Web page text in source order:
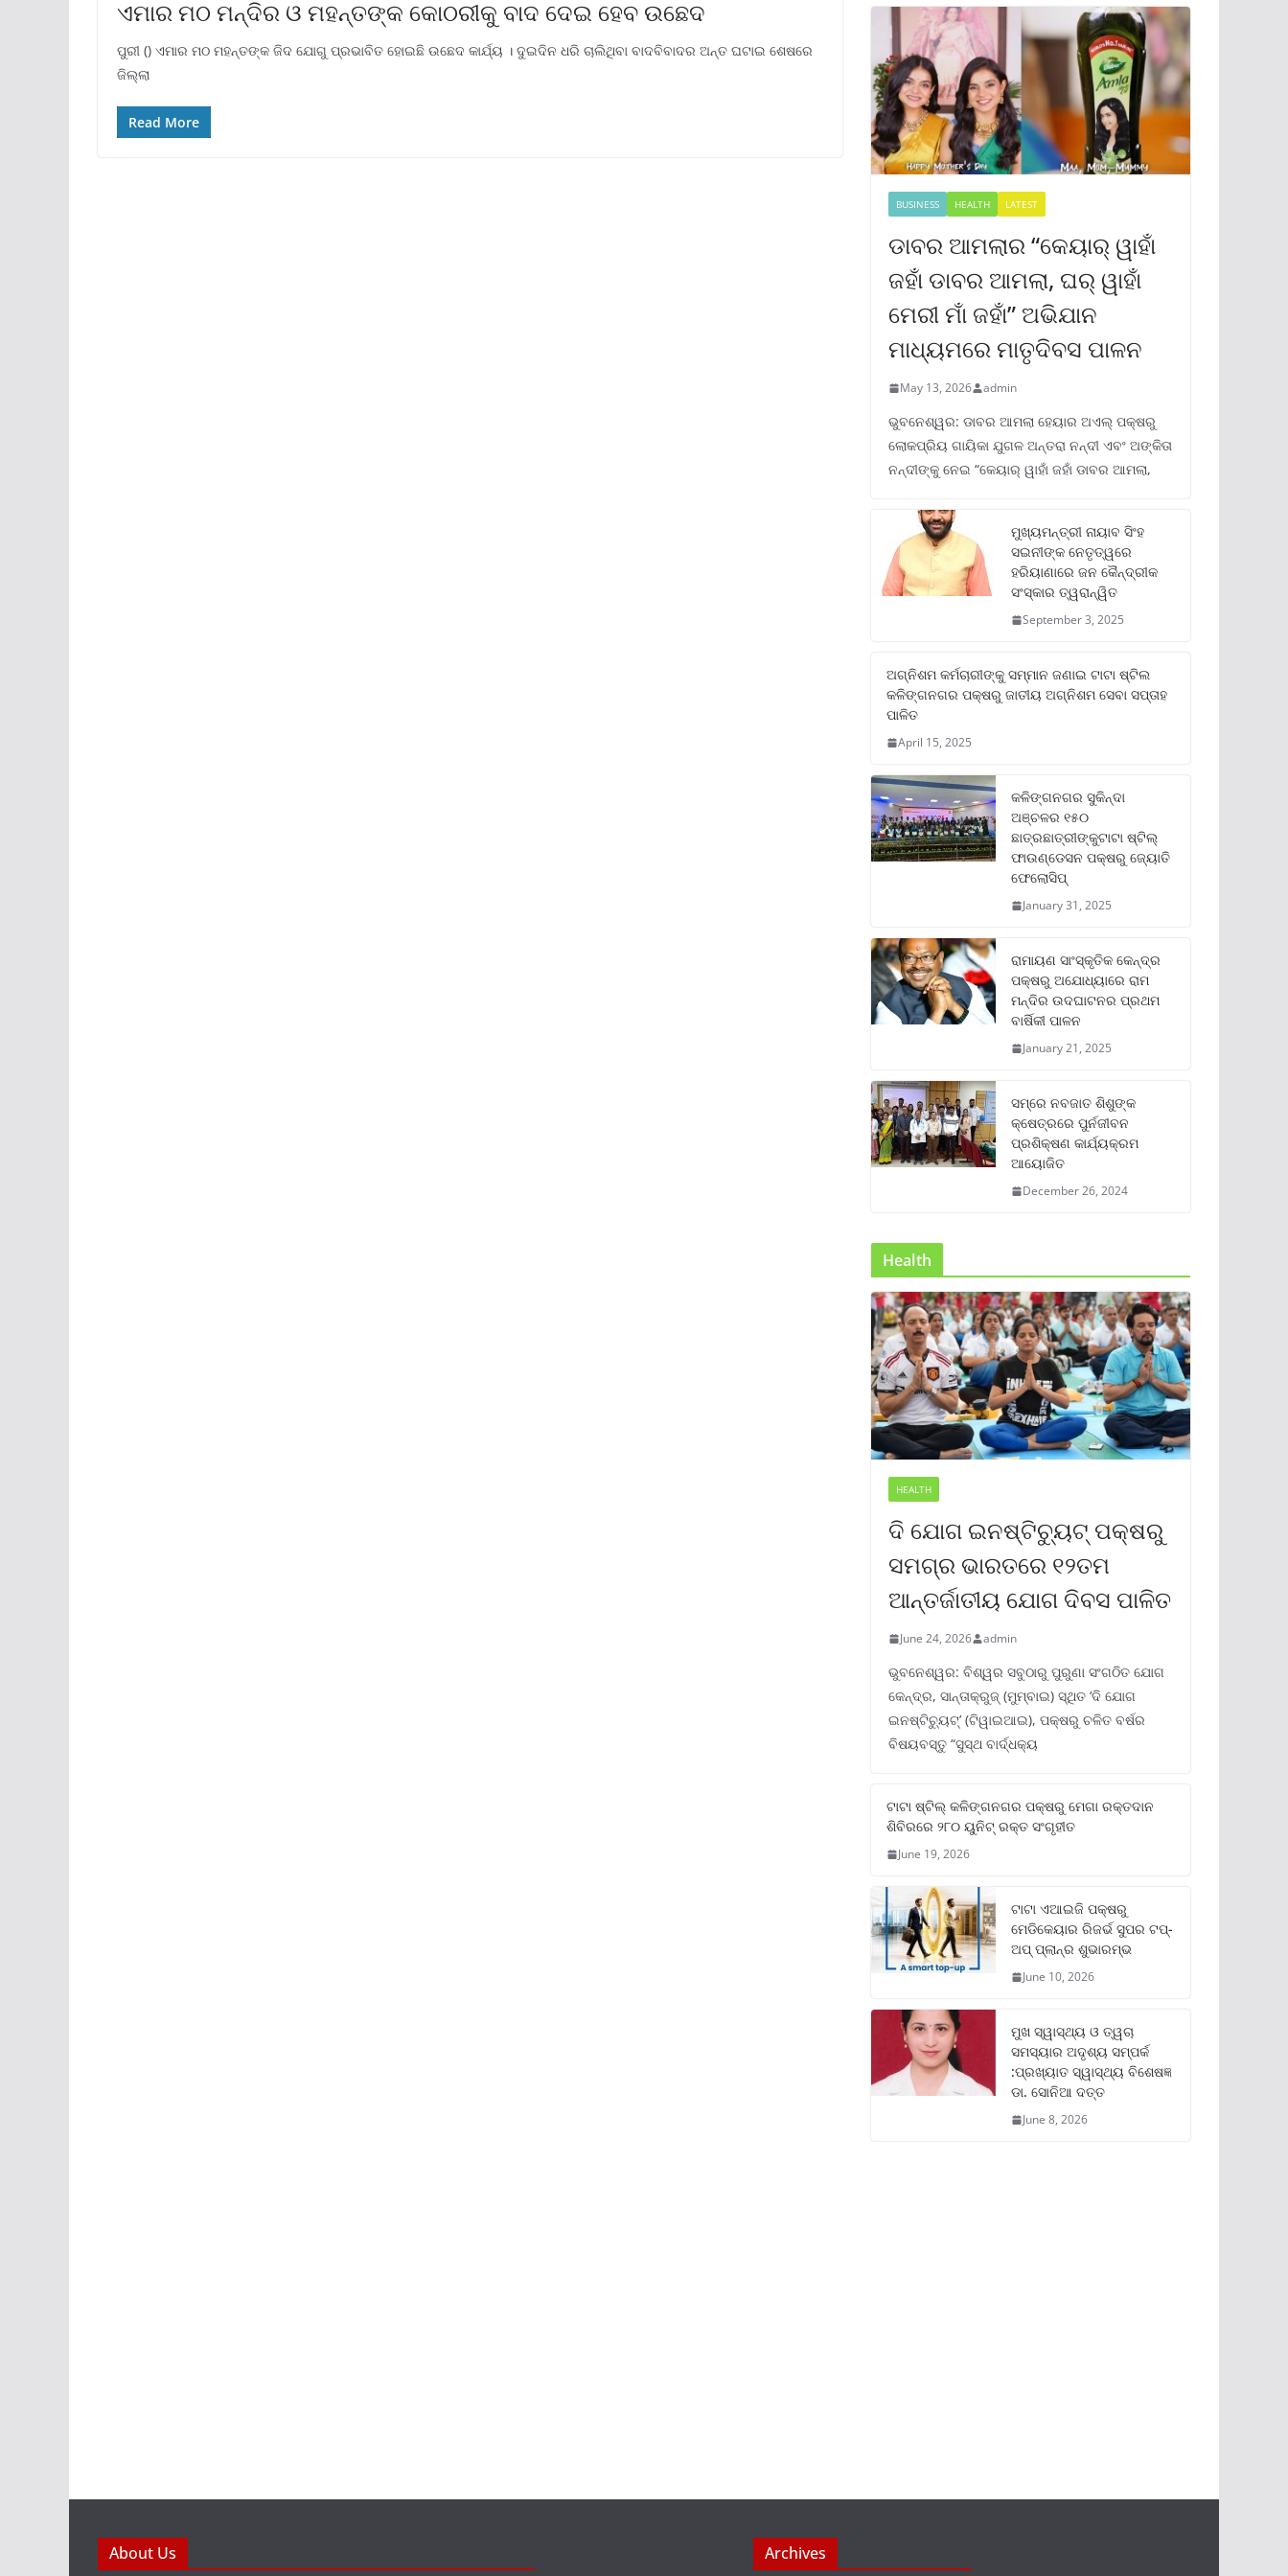
ଏମାର ମଠ ମନ୍ଦିର ଓ ମହନ୍ତଙ୍କ କୋଠରୀକୁ ବାଦ ଦେଇ ହେବ ଉଛେଦ
ପୁରୀ () ଏମାର ମଠ ମହନ୍ତଙ୍କ ଜିଦ ଯୋଗୁ ପ୍ରଭାବିତ ହୋଇଛି ଉଛେଦ କାର୍ଯ୍ୟ । ଦୁଇଦିନ ଧରି ଚାଲିଥିବା ବାଦବିବାଦର ଅନ୍ତ ଘଟାଇ ଶେଷରେ
ଜିଲ୍ଲା
Read More
BUSINESS HEALTH LATEST
ଡାବର ଆମଲାର “କେୟାର୍ ୱାହାଁ
ଜହାଁ ଡାବର ଆମଲା, ଘର୍ ୱାହାଁ
ମେରୀ ମାଁ ଜହାଁ” ଅଭିଯାନ
ମାଧ୍ୟମରେ ମାତୃଦିବସ ପାଳନ
May 13, 2026 admin
ଭୁବନେଶ୍ୱର: ଡାବର ଆମଲା ହେୟାର ଅଏଲ୍ ପକ୍ଷରୁ
ଲୋକପ୍ରିୟ ଗାୟିକା ଯୁଗଳ ଅନ୍ତରା ନନ୍ଦୀ ଏବଂ ଅଙ୍କିତା
ନନ୍ଦୀଙ୍କୁ ନେଇ “କେୟାର୍ ୱାହାଁ ଜହାଁ ଡାବର ଆମଲା,
ମୁଖ୍ୟମନ୍ତ୍ରୀ ନାୟାବ ସିଂହ
ସଇନୀଙ୍କ ନେତୃତ୍ୱରେ
ହରିୟାଣାରେ ଜନ କୈନ୍ଦ୍ରୀକ
ସଂସ୍କାର ତ୍ୱରାନ୍ୱିତ
September 3, 2025
ଅଗ୍ନିଶମ କର୍ମଚାରୀଙ୍କୁ ସମ୍ମାନ ଜଣାଇ ଟାଟା ଷ୍ଟିଲ
କଳିଙ୍ଗନଗର ପକ୍ଷରୁ ଜାତୀୟ ଅଗ୍ନିଶମ ସେବା ସପ୍ତାହ
ପାଳିତ
April 15, 2025
କଳିଙ୍ଗନଗର ସୁକିନ୍ଦା
ଅଞ୍ଚଳର ୧୫୦
ଛାତ୍ରଛାତ୍ରୀଙ୍କୁଟାଟା ଷ୍ଟିଲ୍
ଫାଉଣ୍ଡେସନ ପକ୍ଷରୁ ଜ୍ୟୋତି
ଫେଲୋସିପ୍‌
January 31, 2025
ରାମାୟଣ ସାଂସ୍କୃତିକ କେନ୍ଦ୍ର
ପକ୍ଷରୁ ଅଯୋଧ୍ୟାରେ ରାମ
ମନ୍ଦିର ଉଦଘାଟନର ପ୍ରଥମ
ବାର୍ଷିକୀ ପାଳନ
January 21, 2025
ସମ୍‌ରେ ନବଜାତ ଶିଶୁଙ୍କ
କ୍ଷେତ୍ରରେ ପୁର୍ନଜୀବନ
ପ୍ରଶିକ୍ଷଣ କାର୍ଯ୍ୟକ୍ରମ
ଆୟୋଜିତ
December 26, 2024
Health
HEALTH
ଦି ଯୋଗ ଇନଷ୍ଟିଚ୍ୟୁଟ୍ ପକ୍ଷରୁ
ସମଗ୍ର ଭାରତରେ ୧୨ତମ
ଆନ୍ତର୍ଜାତୀୟ ଯୋଗ ଦିବସ ପାଳିତ
June 24, 2026 admin
ଭୁବନେଶ୍ୱର: ବିଶ୍ୱର ସବୁଠାରୁ ପୁରୁଣା ସଂଗଠିତ ଯୋଗ
କେନ୍ଦ୍ର, ସାନ୍ତାକ୍ରୁଜ୍ (ମୁମ୍ବାଇ) ସ୍ଥିତ ‘ଦି ଯୋଗ
ଇନଷ୍ଟିଚ୍ୟୁଟ୍‌’ (ଟିୱାଇଆଇ), ପକ୍ଷରୁ ଚଳିତ ବର୍ଷର
ବିଷୟବସ୍ତୁ “ସୁସ୍ଥ ବାର୍ଦ୍ଧକ୍ୟ
ଟାଟା ଷ୍ଟିଲ୍‌ କଳିଙ୍ଗନଗର ପକ୍ଷରୁ ମେଗା ରକ୍ତଦାନ
ଶିବିରରେ ୨୮୦ ୟୁନିଟ୍‌ ରକ୍ତ ସଂଗୃହୀତ
June 19, 2026
ଟାଟା ଏଆଇଜି ପକ୍ଷରୁ
ମେଡିକେୟାର ରିଜର୍ଭ ସୁପର ଟପ୍‌-
ଅପ୍ ପ୍ଲାନ୍‌ର ଶୁଭାରମ୍ଭ
June 10, 2026
ମୁଖ ସ୍ୱାସ୍ଥ୍ୟ ଓ ତ୍ୱଚା
ସମସ୍ୟାର ଅଦୃଶ୍ୟ ସମ୍ପର୍କ
:ପ୍ରଖ୍ୟାତ ସ୍ୱାସ୍ଥ୍ୟ ବିଶେଷଜ୍ଞ
ଡା. ସୋନିଆ ଦତ୍ତ
June 8, 2026
About Us Archives